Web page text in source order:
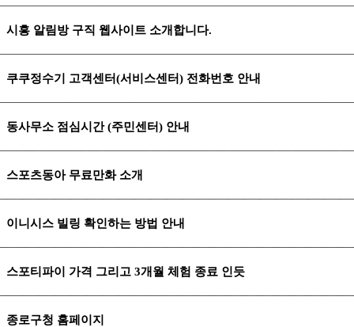
시흥 알림방 구직 웹사이트 소개합니다.
쿠쿠정수기 고객센터(서비스센터) 전화번호 안내
동사무소 점심시간 (주민센터) 안내
스포츠동아 무료만화 소개
이니시스 빌링 확인하는 방법 안내
스포티파이 가격 그리고 3개월 체험 종료 인듯
종로구청 홈페이지